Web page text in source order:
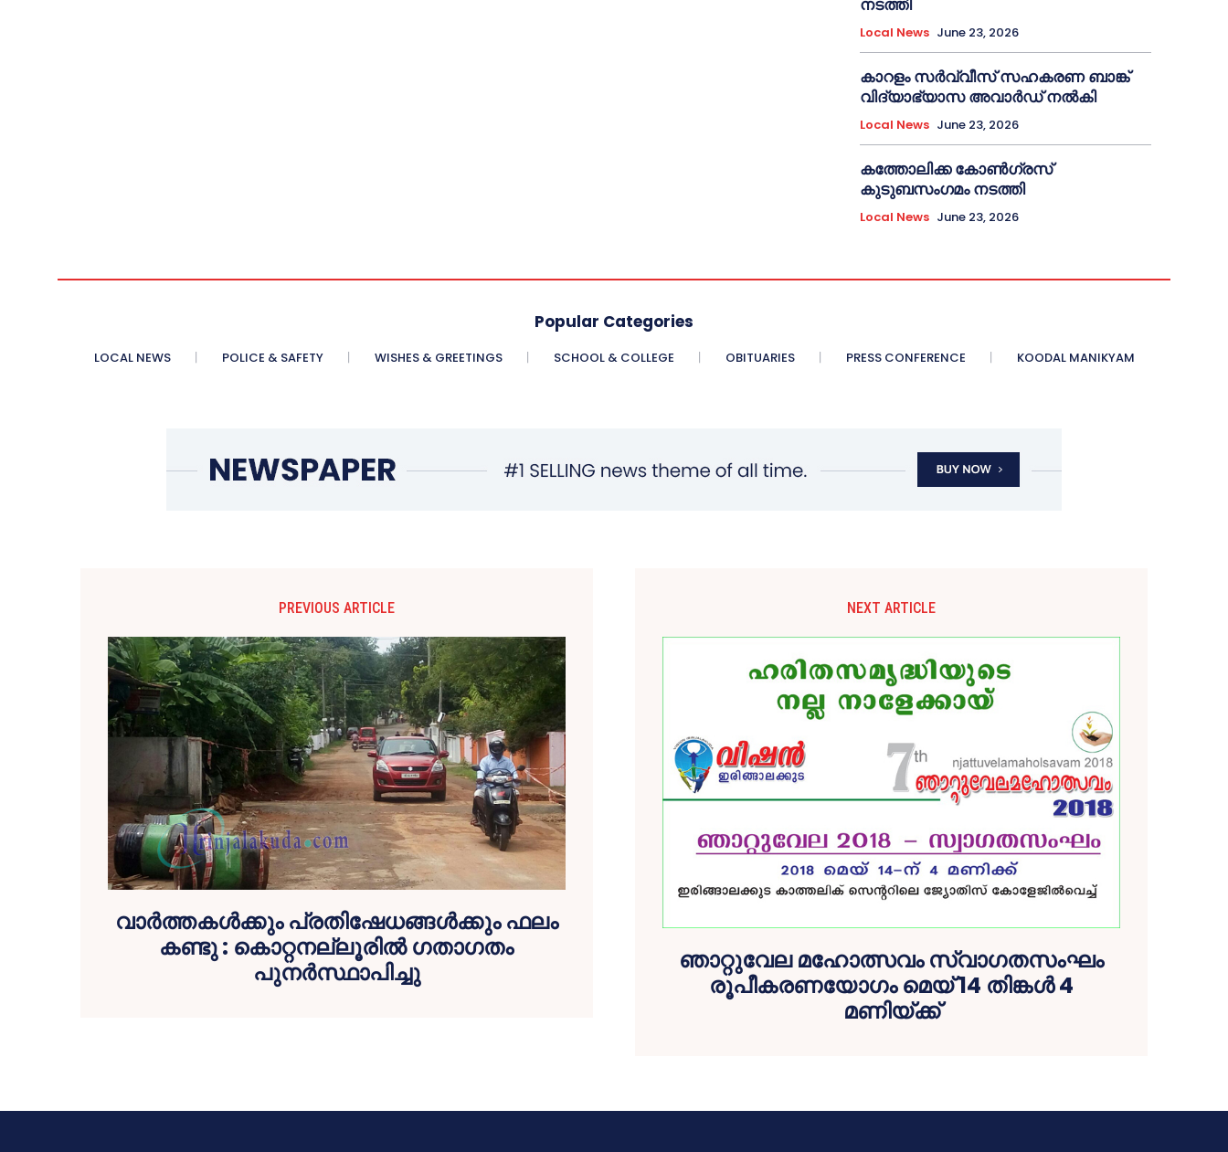
നടത്തി
Local News June 23, 2026
കാറളം സർവ്വീസ് സഹകരണ ബാങ്ക്
വിദ്യാഭ്യാസ അവാർഡ് നൽകി
Local News June 23, 2026
കത്തോലിക്ക കോൺഗ്രസ്
കുടുബസംഗമം നടത്തി
Local News June 23, 2026
Popular Categories
LOCAL NEWS POLICE & SAFETY WISHES & GREETINGS SCHOOL & COLLEGE OBITUARIES PRESS CONFERENCE KOODAL MANIKYAM
PREVIOUS ARTICLE
വാര്‍ത്തകള്‍ക്കും പ്രതിഷേധങ്ങള്‍ക്കും ഫലം
കണ്ടു : കൊറ്റനല്ലൂരില്‍ ഗതാഗതം
പുനര്‍സ്ഥാപിച്ചു
NEXT ARTICLE
ഞാറ്റുവേല മഹോത്സവം സ്വാഗതസംഘം
രൂപീകരണയോഗം മെയ് 14 തിങ്കള്‍ 4
മണിയ്ക്ക്